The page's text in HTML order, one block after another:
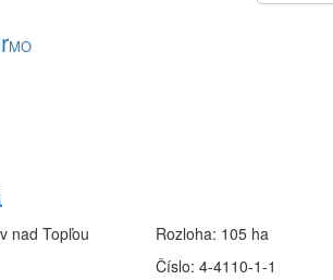
MO
nad Topľou
Rozloha: 105 ha
Číslo:4-4110-1-1